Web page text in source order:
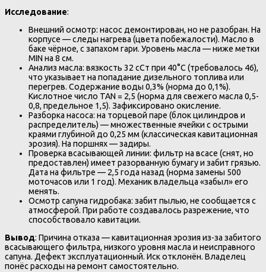
Исследование:
Внешний осмотр: насос демонтирован, но не разобран. На
корпусе — следы нагрева (цвета побежалости). Масло в
баке чёрное, с запахом гари. Уровень масла — ниже метки
MIN на 8 см.
Анализ масла: вязкость 32 сСт при 40°C (требовалось 46),
что указывает на попадание дизельного топлива или
перегрев. Содержание воды 0,3% (норма до 0,1%).
Кислотное число TAN = 2,5 (норма для свежего масла 0,5-
0,8, предельное 1,5). Зафиксировано окисление.
Разборка насоса: на торцевой паре (блок цилиндров и
распределитель) — множественные ячейки с острыми
краями глубиной до 0,25 мм (классическая кавитационная
эрозия). На поршнях — задиры.
Проверка всасывающей линии: фильтр на всасе (снят, но
предоставлен) имеет разорванную бумагу и забит грязью.
Дата на фильтре — 2,5 года назад (норма замены 500
моточасов или 1 год). Механик владельца «забыл» его
менять.
Осмотр сапуна гидробака: забит пылью, не сообщается с
атмосферой. При работе создавалось разрежение, что
способствовало кавитации.
Вывод: Причина отказа — кавитационная эрозия из-за забитого
всасывающего фильтра, низкого уровня масла и неисправного
сапуна. Дефект эксплуатационный. Иск отклонён. Владелец
понёс расходы на ремонт самостоятельно.